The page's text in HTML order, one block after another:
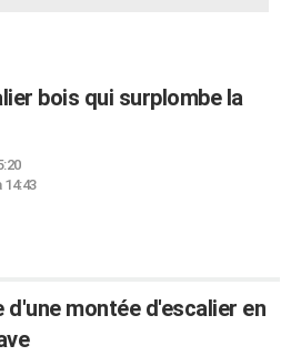
bois qui surplombe la
14:43
montée d'escalier en